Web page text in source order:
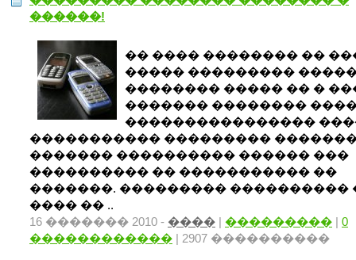
������!
�� ���� �������� ��
����� ���������
�������� ����� �� �
������� ��������
����������������
����������� ���������
������� ���������� ������ ���
���������� �� ����������� ��
�������. ��������� ����������
���� �� ..
16 ������� 2010 - ���� | ��������� | 0
������������ | 2907 ����������